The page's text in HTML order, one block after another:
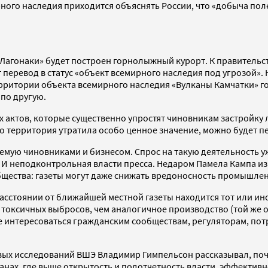
наследия приходится объяснять России, что «добыча
будет построен горнолыжный курорт. К
в статус «объект всемирного наследия под
объекта всемирного наследия «Вулканы Камчатки»
другую.
которые существенно упростят чиновникам
территория утратила особо ценное значение, можно будет
чиновниками и бизнесом. Спрос на такую
неподконтрольная власти пресса. Недаром Памела Кампа
газеты могут даже снижать вредоносность
от ближайшей местной газеты находится тот или
выбросов, чем аналогичное производство (той же
гражданским сообществам, регуляторам,
исследований ВШЭ Владимир Гимпельсон рассказывал,